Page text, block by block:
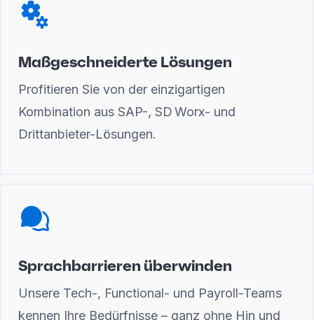
Maßgeschneiderte Lösungen
Profitieren Sie von der einzigartigen
Kombination aus SAP-, SD Worx- und
Drittanbieter-Lösungen.
Sprachbarrieren überwinden
Unsere Tech-, Functional- und Payroll-Teams
kennen Ihre Bedürfnisse – ganz ohne Hin und